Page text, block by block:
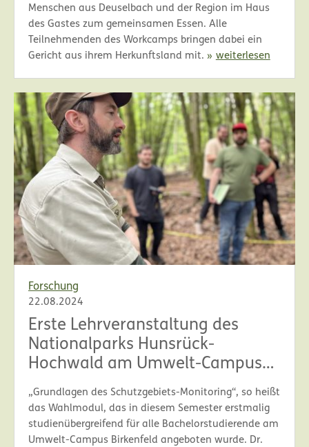
Menschen aus Deuselbach und der Region im Haus
des Gastes zum gemeinsamen Essen. Alle
Teilnehmenden des Workcamps bringen dabei ein
Gericht aus ihrem Herkunftsland mit.
weiterlesen
Forschung
22.08.2024
Erste Lehrveranstaltung des
Nationalparks Hunsrück-
Hochwald am Umwelt-Campus
Birkenfeld
„Grundlagen des Schutzgebiets-Monitoring“, so heißt
das Wahlmodul, das in diesem Semester erstmalig
studienübergreifend für alle Bachelorstudierende am
Umwelt-Campus Birkenfeld angeboten wurde. Dr.